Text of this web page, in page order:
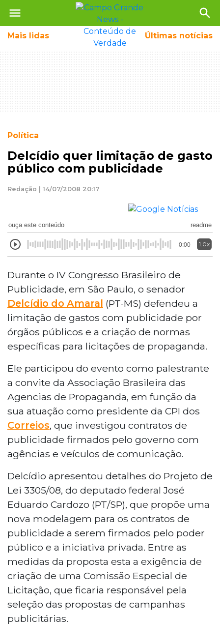
menu search
Mais lidas Últimas notícias
Política
Delcídio quer limitação de gasto
público com publicidade
Redação | 14/07/2008 20:17
ouça este conteúdo readme
0:00 1.0x
Durante o IV Congresso Brasileiro de
Publicidade, em São Paulo, o senador
Delcídio do Amaral (PT-MS) defendeu a
limitação de gastos com publicidade por
órgãos públicos e a criação de normas
específicas para licitações de propaganda.
Ele participou do evento como palestrante
a convite da Associação Brasileira das
Agencias de Propaganda, em função da
sua atuação como presidente da CPI dos
Correios, que investigou contratos de
publicidade firmados pelo governo com
agências e veículos de comunicação.
Delcídio apresentou detalhes do Projeto de
Lei 3305/08, do deputado federal José
Eduardo Cardozo (PT/SP), que propõe uma
nova modelagem para os contratos de
publicidade a serem firmados pelo poder
público e a iniciativa privada. Entre as
medidas da proposta esta a exigência de
criação de uma Comissão Especial de
Licitação, que ficaria responsável pela
seleção das propostas de campanhas
publicitárias.